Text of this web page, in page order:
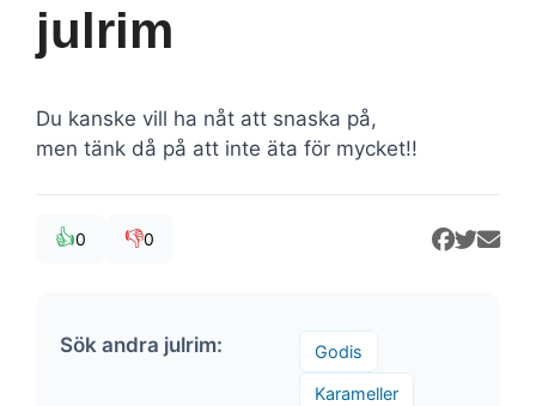
julrim
Du kanske vill ha nåt att snaska på,
men tänk då på att inte äta för mycket!!
👍0 👎0
Sök andra julrim: Godis
Karameller